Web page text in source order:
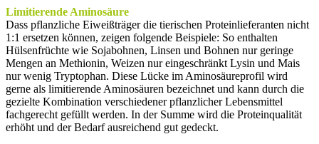
Limitierende Aminosäure
Dass pflanzliche Eiweißträger die tierischen Proteinlieferanten nicht
1:1 ersetzen können, zeigen folgende Beispiele: So enthalten
Hülsenfrüchte wie Sojabohnen, Linsen und Bohnen nur geringe
Mengen an Methionin, Weizen nur eingeschränkt Lysin und Mais
nur wenig Tryptophan. Diese Lücke im Aminosäureprofil wird
gerne als limitierende Aminosäuren bezeichnet und kann durch die
gezielte Kombination verschiedener pflanzlicher Lebensmittel
fachgerecht gefüllt werden. In der Summe wird die Proteinqualität
erhöht und der Bedarf ausreichend gut gedeckt.